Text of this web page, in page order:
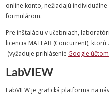
online konto, nežiadajú
formulárom.
Pre inštaláciu v učebniach,
licencia MATLAB (Concurrent),
(vyžaduje prihlásenie Google
LabVIEW
LabVIEW je grafická platforma na